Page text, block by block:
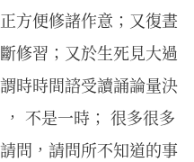
方便修諸作意；又復晝
修習；又於生死見大過
時時間諮受讀誦論量決
不是一時； 很多很多
問，請問所不知道的事